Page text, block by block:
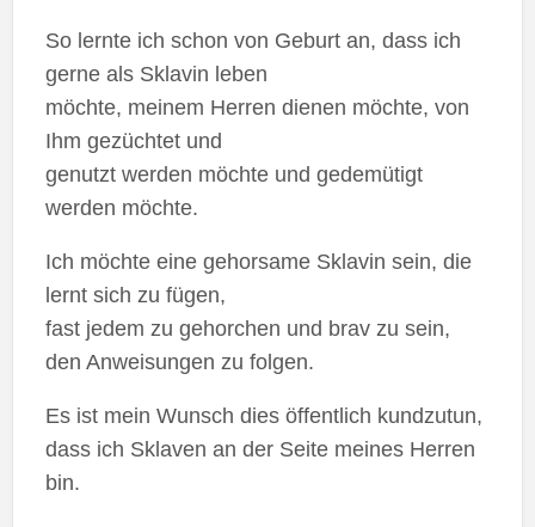
So lernte ich schon von Geburt an, dass ich
gerne als Sklavin leben
möchte, meinem Herren dienen möchte, von
Ihm gezüchtet und
genutzt werden möchte und gedemütigt
werden möchte.
Ich möchte eine gehorsame Sklavin sein, die
lernt sich zu fügen,
fast jedem zu gehorchen und brav zu sein,
den Anweisungen zu folgen.
Es ist mein Wunsch dies öffentlich kundzutun,
dass ich Sklaven an der Seite meines Herren
bin.